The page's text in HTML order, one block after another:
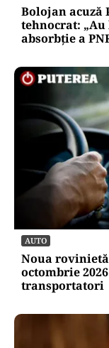
Bolojan acuză
tehnocrat:
absorbţie a
AUTO
Noua
octombrie
transportatori